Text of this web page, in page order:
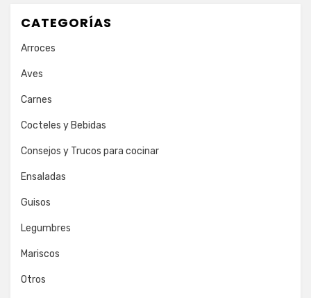
CATEGORÍAS
Arroces
Aves
Carnes
Cocteles y Bebidas
Consejos y Trucos para cocinar
Ensaladas
Guisos
Legumbres
Mariscos
Otros